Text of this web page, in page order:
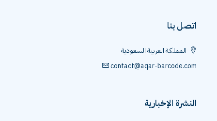
اتصل بنا
المملكة العربية السعودية
contact@aqar-barcode.com
النشرة الإخبارية